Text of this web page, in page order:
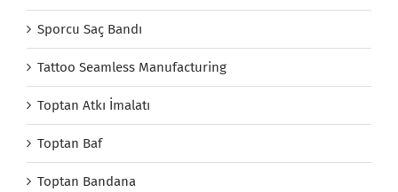
Sporcu Saç Bandı
Tattoo Seamless Manufacturing
Toptan Atkı İmalatı
Toptan Baf
Toptan Bandana